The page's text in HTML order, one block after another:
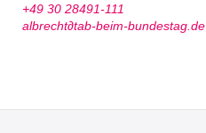
+49 30 28491-111
albrecht∂tab-beim-bundestag.de